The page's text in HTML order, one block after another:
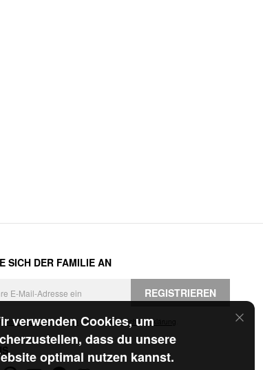
verwenden Cookies, um
dass du unsere
optimal nutzen kannst.
SICH DER FAMILIE AN
REGISTRIEREN
Geschäftsbedingungen und die Datenschutzerklärung